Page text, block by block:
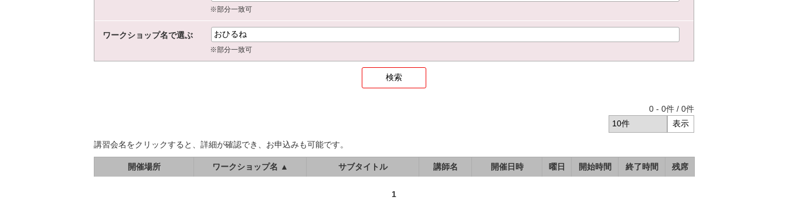
※部分一致可
ワークショップ名で選ぶ
※部分一致可
0 - 0件 / 0件
講習会名をクリックすると、詳細が確認でき、お申込みも可能です。
開催場所 ワークショップ名 ▲ サブタイトル 講師名 開催日時 曜日 開始時間 終了時間 残席
1